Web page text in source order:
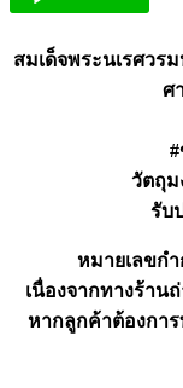
สมเด็จพระนเรศวร
ศ
วัตถุม
รับ
หมายเลขก
เนื่องจากทางร้าน
หากลูกค้าต้องกา